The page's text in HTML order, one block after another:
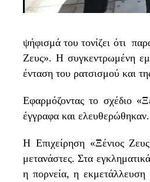
ψήφισμά του τονίζει ότι
Ζευς». Η συγκεντρωμένη
ένταση του ρατσισμού και
Εφαρμόζοντας το σχέδιο
έγγραφα και ελευθερώθηκαν.
Η Επιχείρηση «Ξένιος
μετανάστες. Στα
η πορνεία, η εκμετάλλευση